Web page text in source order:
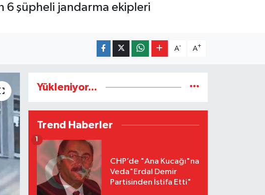
6 şüpheli jandarma ekipleri
A- A+
Yükleniyor...
Trend Haberler
CHP’de "Ana Kucağı"na
Veda"Erdal Demir
Partisinden İstifa Etti"
1